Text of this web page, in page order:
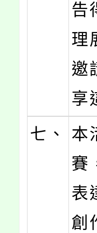
告
理
邀
享
七、
本
賽
表
創